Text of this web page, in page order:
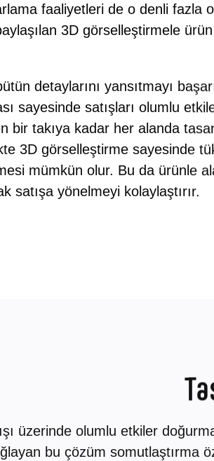
faaliyetleri de o denli fazla
3D görselleştirmele ürün
detaylarını yansıtmayı
sayesinde satışları olumlu
bir takıya kadar her alanda
3D görselleştirme sayesinde
mümkün olur. Bu da ürünle
satışa yönelmeyi kolaylaştırır.
üzerinde olumlu etkiler
bu çözüm somutlaştırma